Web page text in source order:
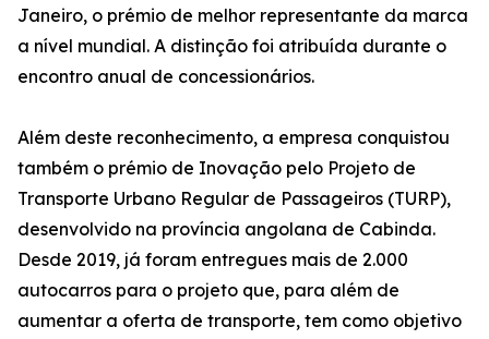
Janeiro, o prémio de melhor representante da marca
a nível mundial. A distinção foi atribuída durante o
encontro anual de concessionários.
Além deste reconhecimento, a empresa conquistou
também o prémio de Inovação pelo Projeto de
Transporte Urbano Regular de Passageiros (TURP),
desenvolvido na província angolana de Cabinda.
Desde 2019, já foram entregues mais de 2.000
autocarros para o projeto que, para além de
aumentar a oferta de transporte, tem como objetivo